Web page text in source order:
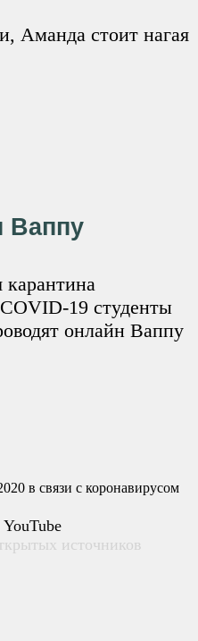
Аманда стоит нагая
Ваппу
карантина
19 студенты
онлайн Ваппу
источников